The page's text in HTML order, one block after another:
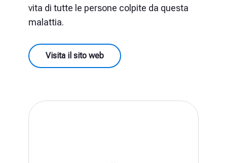
vita di tutte le persone colpite da questa
malattia.
Visita il sito web